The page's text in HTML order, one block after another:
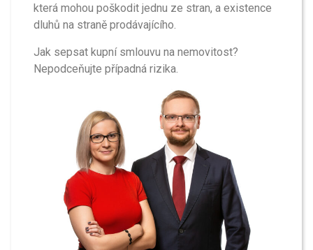
která mohou poškodit jednu ze stran, a existence
dluhů na straně prodávajícího.
Jak sepsat kupní smlouvu na nemovitost?
Nepodceňujte případná rizika.